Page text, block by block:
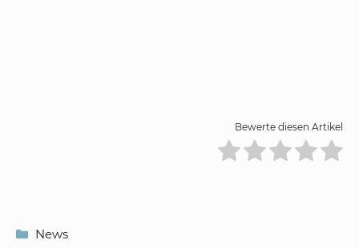
Bewerte diesen Artikel
Kategorien
News